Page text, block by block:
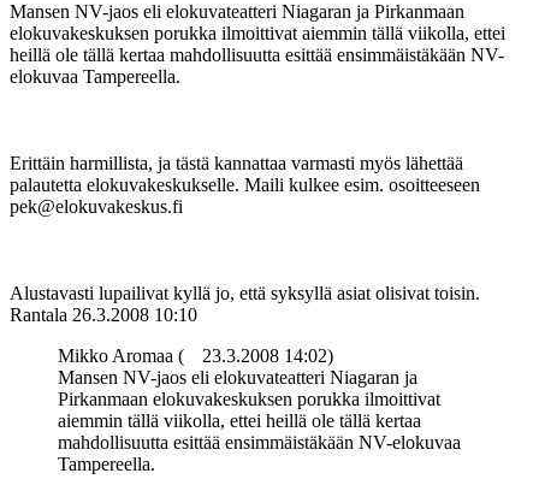
Mansen NV-jaos eli elokuvateatteri Niagaran ja Pirkanmaan
elokuvakeskuksen porukka ilmoittivat aiemmin tällä viikolla, ettei
heillä ole tällä kertaa mahdollisuutta esittää ensimmäistäkään NV-
elokuvaa Tampereella.
Erittäin harmillista, ja tästä kannattaa varmasti myös lähettää
palautetta elokuvakeskukselle. Maili kulkee esim. osoitteeseen
pek@elokuvakeskus.fi
Alustavasti lupailivat kyllä jo, että syksyllä asiat olisivat toisin.
Rantala 26.3.2008 10:10
Mikko Aromaa (
23.3.2008 14:02)
Mansen NV-jaos eli elokuvateatteri Niagaran ja
Pirkanmaan elokuvakeskuksen porukka ilmoittivat
aiemmin tällä viikolla, ettei heillä ole tällä kertaa
mahdollisuutta esittää ensimmäistäkään NV-elokuvaa
Tampereella.